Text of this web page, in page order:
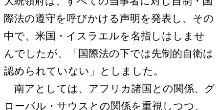
際法の遵守を呼びかける声明を発表し、その
中で、米国・イスラエルを名指しはしませ
んでしたが、「国際法の下では先制的自衛は
認められていない」としました。
南アとしては、アフリカ諸国との関係、グ
ローバル・サウスとの関係を重視しつつ、